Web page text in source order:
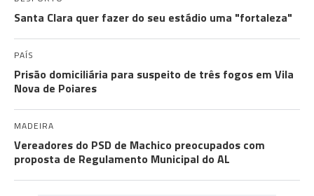
Santa Clara quer fazer do seu estádio uma "fortaleza"
PAÍS
Prisão domiciliária para suspeito de três fogos em Vila
Nova de Poiares
MADEIRA
Vereadores do PSD de Machico preocupados com
proposta de Regulamento Municipal do AL